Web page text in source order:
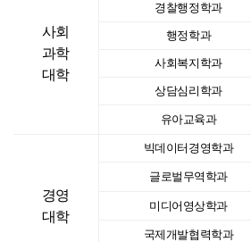
사회
과학
대학
경찰행정학과
행정학과
사회복지학과
상담심리학과
유아교육과
경영
대학
빅데이터경영학과
글로벌무역학과
미디어영상학과
국제개발협력학과